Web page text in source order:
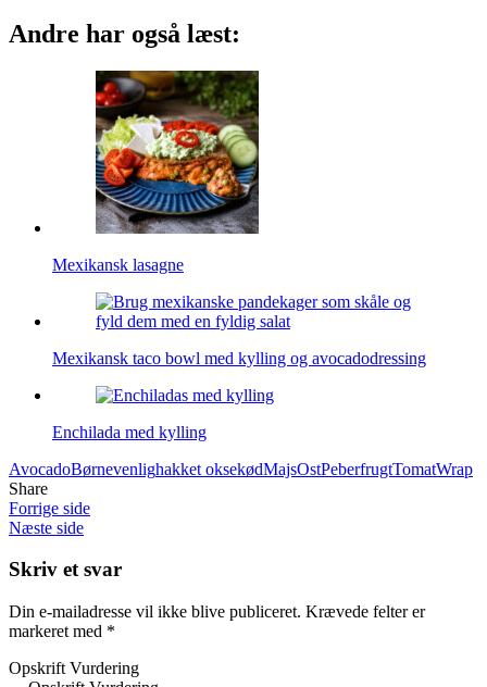
Andre har også læst:
Mexikansk lasagne
Mexikansk taco bowl med kylling og avocadodressing
Enchilada med kylling
AvocadoBørnevenlighakket oksekødMajsOstPeberfrugtTomatWrap
Share
Forrige side
Næste side
Skriv et svar
Din e-mailadresse vil ikke blive publiceret. Krævede felter er
markeret med *
Opskrift Vurdering